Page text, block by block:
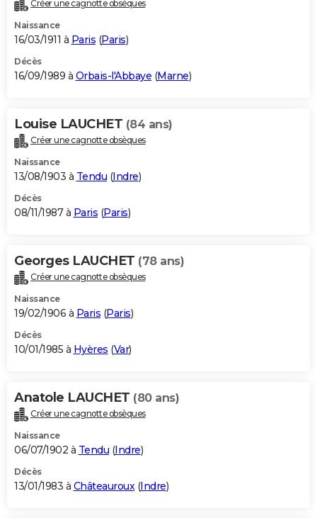
Créer une cagnotte obsèques
Naissance
16/03/1911 à Paris (Paris)
Décès
16/09/1989 à Orbais-l'Abbaye (Marne)
Louise LAUCHET (84 ans)
Créer une cagnotte obsèques
Naissance
13/08/1903 à Tendu (Indre)
Décès
08/11/1987 à Paris (Paris)
Georges LAUCHET (78 ans)
Créer une cagnotte obsèques
Naissance
19/02/1906 à Paris (Paris)
Décès
10/01/1985 à Hyères (Var)
Anatole LAUCHET (80 ans)
Créer une cagnotte obsèques
Naissance
06/07/1902 à Tendu (Indre)
Décès
13/01/1983 à Châteauroux(Indre)